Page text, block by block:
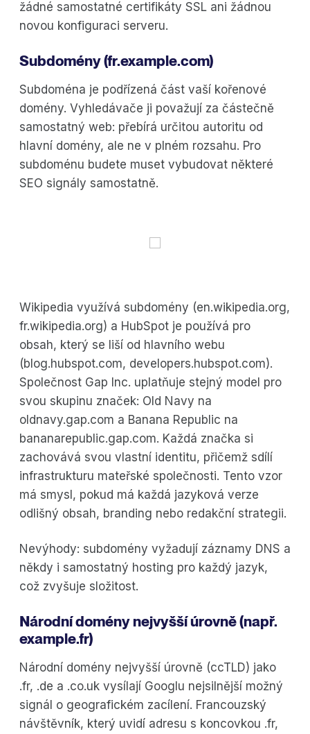
žádné samostatné certifikáty SSL ani žádnou
novou konfiguraci serveru.
Subdomény (fr.example.com)
Subdoména je podřízená část vaší kořenové
domény. Vyhledávače ji považují za částečně
samostatný web: přebírá určitou autoritu od
hlavní domény, ale ne v plném rozsahu. Pro
subdoménu budete muset vybudovat některé
SEO signály samostatně.
Wikipedia využívá subdomény (en.wikipedia.org,
fr.wikipedia.org) a HubSpot je používá pro
obsah, který se liší od hlavního webu
(blog.hubspot.com, developers.hubspot.com).
Společnost Gap Inc. uplatňuje stejný model pro
svou skupinu značek: Old Navy na
oldnavy.gap.com a Banana Republic na
bananarepublic.gap.com. Každá značka si
zachovává svou vlastní identitu, přičemž sdílí
infrastrukturu mateřské společnosti. Tento vzor
má smysl, pokud má každá jazyková verze
odlišný obsah, branding nebo redakční strategii.
Nevýhody: subdomény vyžadují záznamy DNS a
někdy i samostatný hosting pro každý jazyk,
což zvyšuje složitost.
Národní domény nejvyšší úrovně (např.
example.fr)
Národní domény nejvyšší úrovně (ccTLD) jako
.fr, .de a .co.uk vysílají Googlu nejsilnější možný
signál o geografickém zacílení. Francouzský
návštěvník, který uvidí adresu s koncovkou .fr,